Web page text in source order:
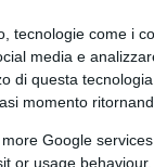
tecnologie come i
media e
di questa
momento
Google
or usage
voler fare a
della